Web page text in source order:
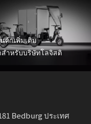
ค้าเพิ่มเติม
สำหรับบริษัทโลจิสติ
โซลูชันเหล่านี้รวม
Bedburg ประเทศ